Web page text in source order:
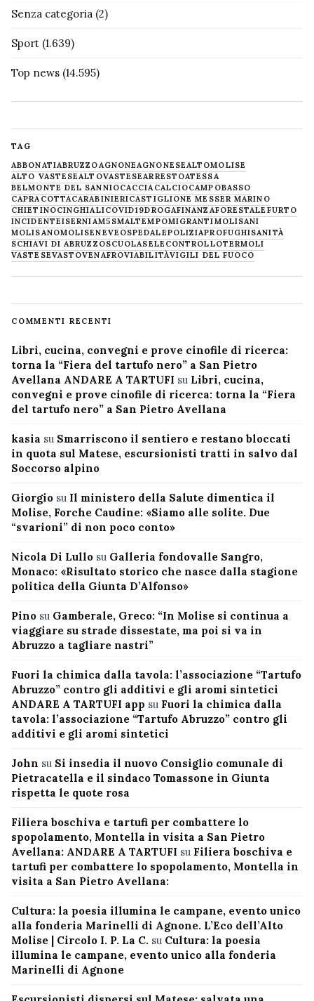
Senza categoria (2)
Sport (1.639)
Top news (14.595)
TAG
ABBONATIABRUZZOAGNONEAGNONESEALTOMOLISE
ALTO VASTESEALTOVASTESEARRESTOATESSA
BELMONTE DEL SANNIOCACCIACALCIOCAMPOBASSO
CAPRACOTTACARABINIERICASTIGLIONE MESSER MARINO
CHIETINOCINGHIALICOVID19DROGAFINANZAFORESTALE FURTO
INCIDENTEISERNIAM5SMALTEMPOMIGRANTIMOLISANI
MOLISANOMOLISENEVE OSPEDALEPOLIZIAPROFUGHISANITÀ
SCHIAVI DI ABRUZZOSCUOLASELECONTROLLOTERMOLI
VASTESEVASTOVENAFROVIABILITÀVIGILI DEL FUOCO
COMMENTI RECENTI
Libri, cucina, convegni e prove cinofile di ricerca:
torna la “Fiera del tartufo nero” a San Pietro
Avellana ANDARE A TARTUFI su Libri, cucina,
convegni e prove cinofile di ricerca: torna la “Fiera
del tartufo nero” a San Pietro Avellana
kasia su Smarriscono il sentiero e restano bloccati
in quota sul Matese, escursionisti tratti in salvo dal
Soccorso alpino
Giorgio su Il ministero della Salute dimentica il
Molise, Forche Caudine: «Siamo alle solite. Due
“svarioni” di non poco conto»
Nicola Di Lullo su Galleria fondovalle Sangro,
Monaco: «Risultato storico che nasce dalla stagione
politica della Giunta D’Alfonso»
Pino su Gamberale, Greco: “In Molise si continua a
viaggiare su strade dissestate, ma poi si va in
Abruzzo a tagliare nastri”
Fuori la chimica dalla tavola: l’associazione “Tartufo
Abruzzo” contro gli additivi e gli aromi sintetici
ANDARE A TARTUFI app su Fuori la chimica dalla
tavola: l’associazione “Tartufo Abruzzo” contro gli
additivi e gli aromi sintetici
John su Si insedia il nuovo Consiglio comunale di
Pietracatella e il sindaco Tomassone in Giunta
rispetta le quote rosa
Filiera boschiva e tartufi per combattere lo
spopolamento, Montella in visita a San Pietro
Avellana: ANDARE A TARTUFI su Filiera boschiva e
tartufi per combattere lo spopolamento, Montella in
visita a San Pietro Avellana:
Cultura: la poesia illumina le campane, evento unico
alla fonderia Marinelli di Agnone. L’Eco dell’Alto
Molise | Circolo I. P. La C. su Cultura: la poesia
illumina le campane, evento unico alla fonderia
Marinelli di Agnone